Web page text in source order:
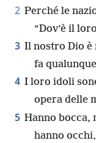
2 Perché le
“Dov’è il
3 Il nostro Dio è
fa
4 I loro idoli
opera delle
5 Hanno bocca,
hanno